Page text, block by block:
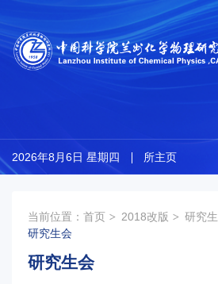
所主页
2026年8月6日 星期四
当前位置： 首页 2018改版 研究
研究生会
研究生会